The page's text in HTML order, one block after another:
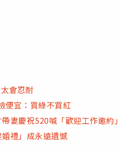
會忍耐
便宜：買綠不買紅
妻慶祝520喊「歡迎工作邀約」
禮」成永遠遺憾